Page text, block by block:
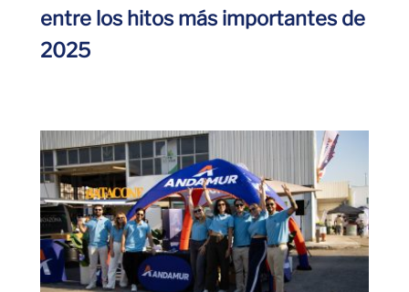
entre los hitos más importantes de
2025